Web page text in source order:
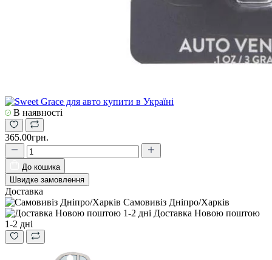
В наявності
365.00грн.
До кошика
Швидке замовлення
Доставка
Самовивіз Дніпро/Харків
Доставка Новою поштою
1-2 дні